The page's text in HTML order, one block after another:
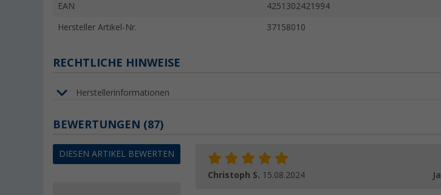
EAN 4251302421994
Hersteller Artikel-Nr. 37158010
RECHTLICHE HINWEISE
Herstellerinformationen
BEWERTUNGEN (87)
DIESEN ARTIKEL BEWERTEN
Christoph S. 15.08.2024 Ja